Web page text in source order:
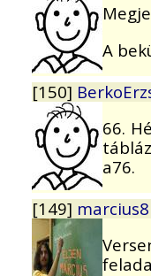
A
[150]
66.
a76.
[149] marcius8